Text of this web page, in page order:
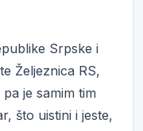
Srpske i
Željeznica RS,
je samim tim
što uistini i jeste,